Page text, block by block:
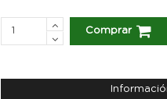
Comprar